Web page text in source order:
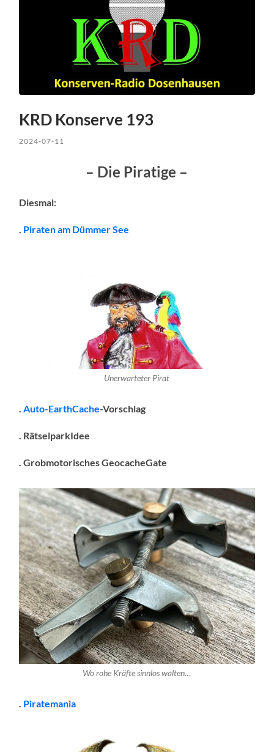
KRD Konserve 193
2024-07-11
– Die Piratige –
Diesmal:
. Piraten am Dümmer See
Unerwarteter Pirat
.Auto-EarthCache-Vorschlag
. RätselparkIdee
. Grobmotorisches GeocacheGate
Wo rohe Kräfte sinnlos walten…
Piratemania